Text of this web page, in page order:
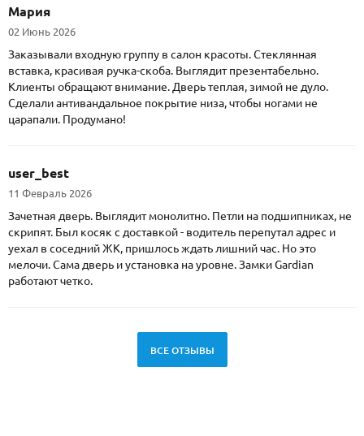
Мария
02 Июнь 2026
Заказывали входную группу в салон красоты. Стеклянная
вставка, красивая ручка-скоба. Выглядит презентабельно.
Клиенты обращают внимание. Дверь теплая, зимой не дуло.
Сделали антивандальное покрытие низа, чтобы ногами не
царапали. Продумано!
user_best
11 Февраль 2026
Зачетная дверь. Выглядит монолитно. Петли на подшипниках, не
скрипят. Был косяк с доставкой - водитель перепутал адрес и
уехал в соседний ЖК, пришлось ждать лишний час. Но это
мелочи. Сама дверь и установка на уровне. Замки Gardian
работают четко.
ВСЕ ОТЗЫВЫ